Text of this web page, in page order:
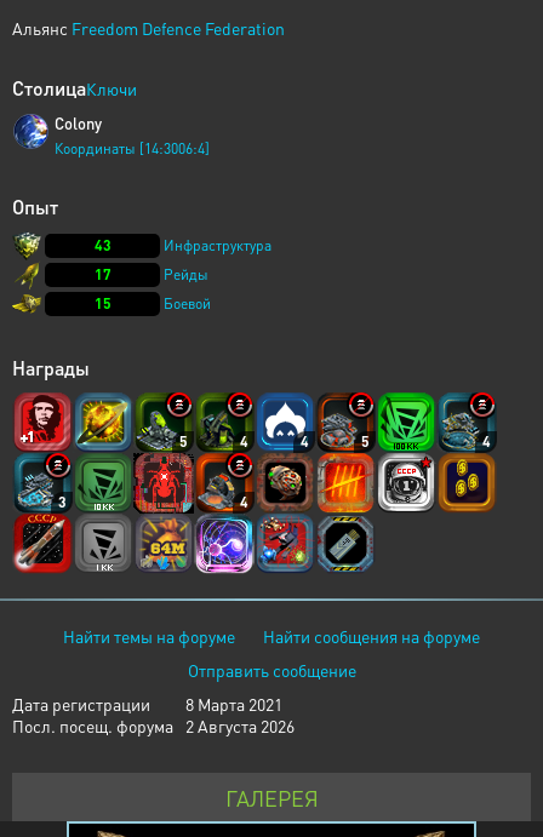
Альянс Freedom Defence Federation
СтолицаКлючи
Colony
Координаты [14:3006:4]
Опыт
43
Инфраструктура
17
Рейды
15
Боевой
Награды
5 4 4 5 4
3 4
Найти темы на форуме
Найти сообщения на форуме
Отправить сообщение
Дата регистрации
8 Марта 2021
Посл. посещ. форума
2 Августа 2026
ГАЛЕРЕЯ